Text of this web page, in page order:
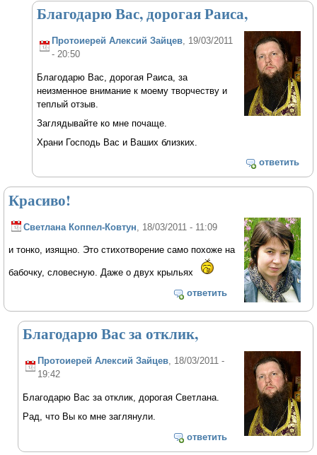
Благодарю Вас, дорогая Раиса,
Протоиерей Алексий Зайцев, 19/03/2011
- 20:50
Благодарю Вас, дорогая Раиса, за
неизменное внимание к моему творчеству и
теплый отзыв.
Заглядывайте ко мне почаще.
Храни Господь Вас и Ваших близких.
ответить
Красиво!
Светлана Коппел-Ковтун , 18/03/2011 - 11:09
и тонко, изящно. Это стихотворение само похоже на
бабочку, словесную. Даже о двух крыльях
ответить
Благодарю Вас за отклик,
Протоиерей Алексий Зайцев, 18/03/2011 -
19:42
Благодарю Вас за отклик, дорогая Светлана.
Рад, что Вы ко мне заглянули.
ответить